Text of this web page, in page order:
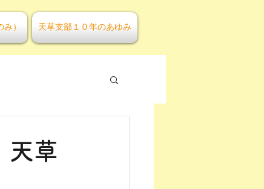
） 天草支部１０年のあゆみ
草